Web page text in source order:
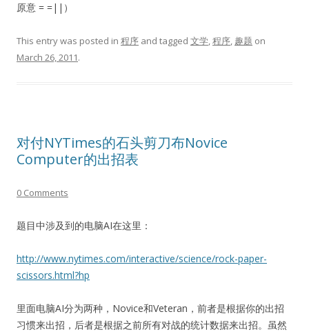
原意 = =||）
This entry was posted in 程序 and tagged 文学,程序, 趣题 on
March 26, 2011.
对付NYTimes的石头剪刀布Novice
Computer的出招表
0 Comments
题目中涉及到的电脑AI在这里：
http://www.nytimes.com/interactive/science/rock-paper-
scissors.html?hp
里面电脑AI分为两种，Novice和Veteran，前者是根据你的出招
习惯来出招，后者是根据之前所有对战的统计数据来出招。虽然